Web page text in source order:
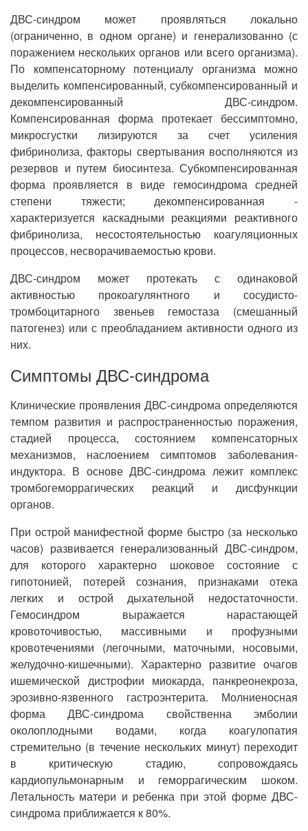
ДВС-синдром может проявляться локально
(ограниченно, в одном органе) и генерализованно (с
поражением нескольких органов или всего организма).
По компенсаторному потенциалу организма можно
выделить компенсированный, субкомпенсированный и
декомпенсированный ДВС-синдром.
Компенсированная форма протекает бессимптомно,
микросгустки лизируются за счет усиления
фибринолиза, факторы свертывания восполняются из
резервов и путем биосинтеза. Субкомпенсированная
форма проявляется в виде гемосиндрома средней
степени тяжести; декомпенсированная -
характеризуется каскадными реакциями реактивного
фибринолиза, несостоятельностью коагуляционных
процессов, несворачиваемостью крови.
ДВС-синдром может протекать с одинаковой
активностью прокоагулянтного и сосудисто-
тромбоцитарного звеньев гемостаза (смешанный
патогенез) или с преобладанием активности одного из
них.
Симптомы ДВС-синдрома
Клинические проявления ДВС-синдрома определяются
темпом развития и распространенностью поражения,
стадией процесса, состоянием компенсаторных
механизмов, наслоением симптомов заболевания-
индуктора. В основе ДВС-синдрома лежит комплекс
тромбогеморрагических реакций и дисфункции
органов.
При острой манифестной форме быстро (за несколько
часов) развивается генерализованный ДВС-синдром,
для которого характерно шоковое состояние с
гипотонией, потерей сознания, признаками отека
легких и острой дыхательной недостаточности.
Гемосиндром выражается нарастающей
кровоточивостью, массивными и профузными
кровотечениями (легочными, маточными, носовыми,
желудочно-кишечными). Характерно развитие очагов
ишемической дистрофии миокарда, панкреонекроза,
эрозивно-язвенного гастроэнтерита. Молниеносная
форма ДВС-синдрома свойственна эмболии
околоплодными водами, когда коагулопатия
стремительно (в течение нескольких минут) переходит
в критическую стадию, сопровождаясь
кардиопульмонарным и геморрагическим шоком.
Летальность матери и ребенка при этой форме ДВС-
синдрома приближается к 80%.